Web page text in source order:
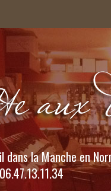
la Manche en